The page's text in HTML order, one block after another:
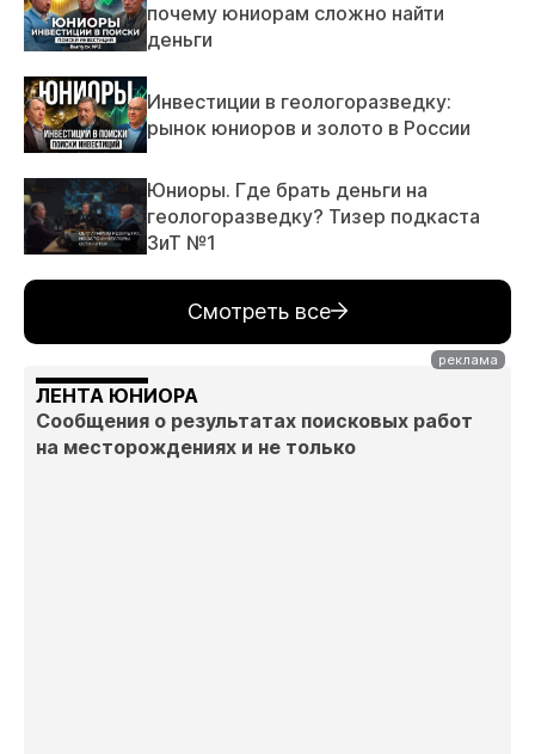
почему юниорам сложно найти
деньги
Инвестиции в геологоразведку:
рынок юниоров и золото в России
Юниоры. Где брать деньги на
геологоразведку? Тизер подкаста
ЗиТ №1
Смотреть все
ЛЕНТА ЮНИОРА
Сообщения о результатах поисковых работ
на месторождениях и не только